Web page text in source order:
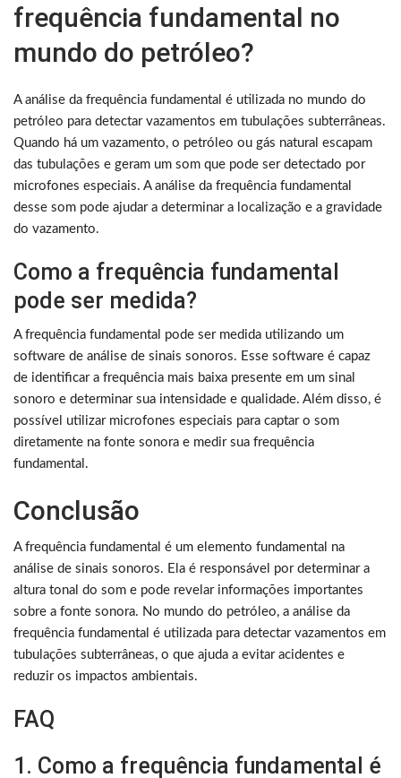
frequência fundamental no
mundo do petróleo?
A análise da frequência fundamental é utilizada no mundo do
petróleo para detectar vazamentos em tubulações subterrâneas.
Quando há um vazamento, o petróleo ou gás natural escapam
das tubulações e geram um som que pode ser detectado por
microfones especiais. A análise da frequência fundamental
desse som pode ajudar a determinar a localização e a gravidade
do vazamento.
Como a frequência fundamental
pode ser medida?
A frequência fundamental pode ser medida utilizando um
software de análise de sinais sonoros. Esse software é capaz
de identificar a frequência mais baixa presente em um sinal
sonoro e determinar sua intensidade e qualidade. Além disso, é
possível utilizar microfones especiais para captar o som
diretamente na fonte sonora e medir sua frequência
fundamental.
Conclusão
A frequência fundamental é um elemento fundamental na
análise de sinais sonoros. Ela é responsável por determinar a
altura tonal do som e pode revelar informações importantes
sobre a fonte sonora. No mundo do petróleo, a análise da
frequência fundamental é utilizada para detectar vazamentos em
tubulações subterrâneas, o que ajuda a evitar acidentes e
reduzir os impactos ambientais.
FAQ
1. Como a frequência fundamental é